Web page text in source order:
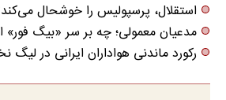
استقلال، پرسپولیس را خوشحال
مدعیان معمولی؛ چه بر سر «بیگ فور»
رکورد ماندنی هواداران ایرانی در لیگ